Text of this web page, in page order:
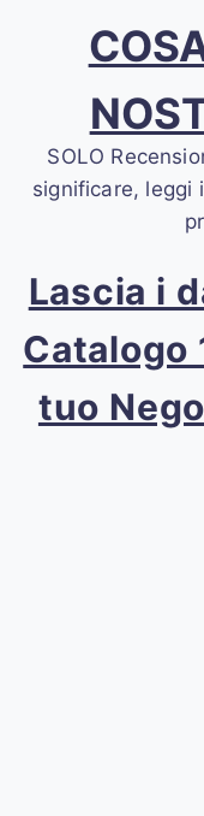
SOLO
significare, leggi
Lascia i
Catalogo
tuo